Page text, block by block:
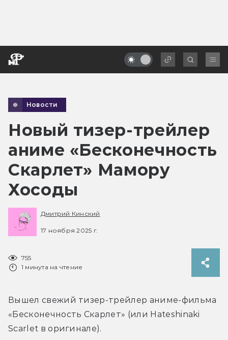
Новости
Новый тизер-трейлер
аниме «Бесконечность
Скарлет» Мамору
Хосоды
Дмитрий Кинский
17 ноября 2025 г.
755
1 минута на чтение
Вышел свежий тизер-трейлер аниме-фильма
«Бесконечность Скарлет» (или Hateshinaki
Scarlet в оригинале).